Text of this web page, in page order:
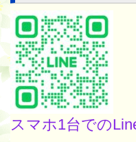
スマホ1台での